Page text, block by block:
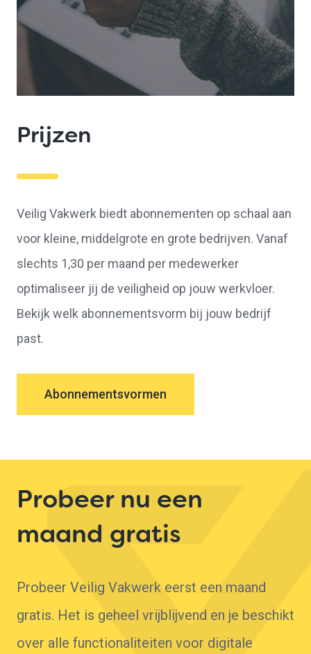
Prijzen
Veilig Vakwerk biedt abonnementen op schaal aan
voor kleine, middelgrote en grote bedrijven. Vanaf
slechts 1,30 per maand per medewerker
optimaliseer jij de veiligheid op jouw werkvloer.
Bekijk welk abonnementsvorm bij jouw bedrijf
past.
Abonnementsvormen
Probeer nu een
maand gratis
Probeer Veilig Vakwerk eerst een maand
gratis. Het is geheel vrijblijvend en je beschikt
over alle functionaliteiten voor digitale